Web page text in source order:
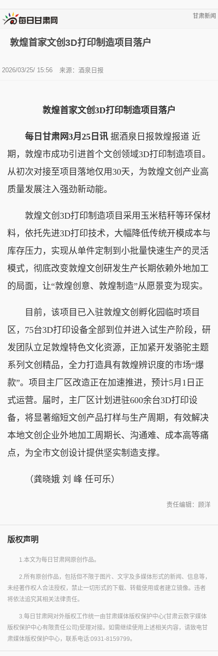
甘肃新闻
敦煌首家文创3D打印制造项目落户
2026/03/25/ 15:56 来源：酒泉日报
敦煌首家文创3D打印制造项目落户
每日甘肃网3月25日讯 据酒泉日报敦煌报道 近
期，敦煌市成功引进首个文创领域3D打印制造项目。
从初次对接至项目落地仅用30天，为敦煌文创产业高
质量发展注入强劲新动能。
敦煌文创3D打印制造项目采用玉米秸秆等环保材
料，依托先进3D打印技术，大幅降低传统开模成本与
库存压力，实现从单件定制到小批量快速生产的灵活
模式，彻底改变敦煌文创研发生产长期依赖外地加工
的局面，让“敦煌创意、敦煌制造”从愿景变为现实。
目前，该项目已入驻敦煌文创孵化园临时项目
区，75台3D打印设备全部到位并进入试生产阶段，研
发团队立足敦煌特色文化资源，正加紧开发骆驼主题
系列文创精品，全力打造具有敦煌辨识度的市场“爆
款”。项目主厂区改造正在加速推进，预计5月1日正
式运营。届时，主厂区计划进驻600余台3D打印设
备，将显著缩短文创产品打样与生产周期，有效解决
本地文创企业外地加工周期长、沟通难、成本高等痛
点，为全市文创设计提供坚实制造支撑。
（龚晓娥 刘 峰 任可乐）
责任编辑：顾洋
版权声明
1.本文为每日甘肃网原创作品。
2.所有原创作品，包括但不限于图片、文字及多媒体形式的新闻、信息等，
未经著作权人合法授权，禁止一切形式的下载、转载使用或者建立镜像。违者
将依法追究其相关法律责任。
3.每日甘肃网对外版权工作统一由甘肃媒体版权保护中心(甘肃云数字媒体
版权保护中心有限责任公司)受理对接。如需继续使用上述相关内容，请致电甘
肃媒体版权保护中心，联系电话:0931-8159799。